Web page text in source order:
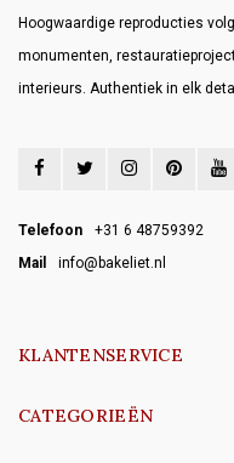
Hoogwaardige reproducties
monumenten,
interieurs. Authentiek in elk
Telefoon
+31 6 48759392
Mail
info@bakeliet.nl
KLANTENSERVICE
CATEGORIEËN